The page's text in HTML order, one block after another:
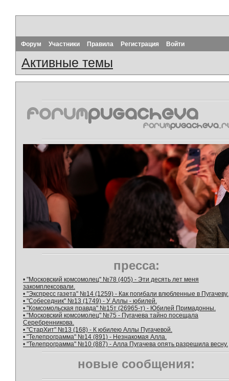
Форум Участники Правила Регистрация Войти
Активные темы
пресса:
• "Московский комсомолец" №78 (405) - Эти десять лет меня
закомплексовали.
• "Экспресс газета" №14 (1259) - Как погибали влюбленные в Пугачеву.
• "Собеседник" №13 (1749) - У Аллы - юбилей.
• "Комсомольская правда" №15т (26965-т) - Юбилей Примадонны.
• "Московский комсомолец" №75 - Пугачева тайно посещала
Серебренникова.
• "СтарХит" №13 (168) - К юбилею Аллы Пугачевой.
• "Телепрограмма" №14 (891) - Незнакомая Алла.
• "Телепрограмма" №10 (887) - Алла Пугачева опять разрешила весну.
новые сообщения: